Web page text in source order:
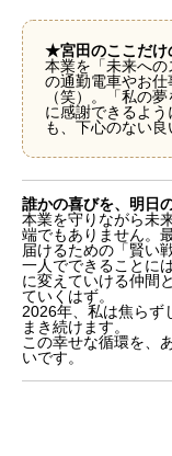
★宮田のここだけ
本業を「未来へ
の通勤電車やお
（笑）。「私の
に感謝できるよ
も、下心のない良
誰かの喜びを、明日
本業を守りながら未
端でもありません。
届けるための「賢い
一人でできることに
に変えていける仲間
ていくはず。
2026年、私は焦らず
まき続けます。
この幸せな循環を、
いです。
「背水の陣
さ
本業は「未来